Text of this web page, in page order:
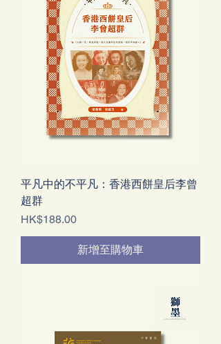
平凡中的不平凡：香港西餅皇后李曾
超群
價格
HK$188.00
新增至購物車